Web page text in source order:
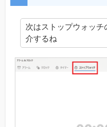
次はストップウォッチ
介するね